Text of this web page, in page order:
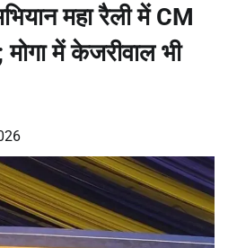
महा रैली में CM
में केजरीवाल भी